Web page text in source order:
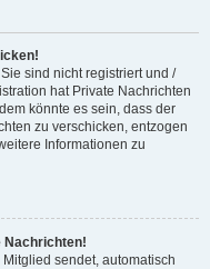
sind nicht registriert und /
hat Private Nachrichten
könnte es sein, dass der
zu verschicken, entzogen
Informationen zu
Nachrichten!
sendet, automatisch